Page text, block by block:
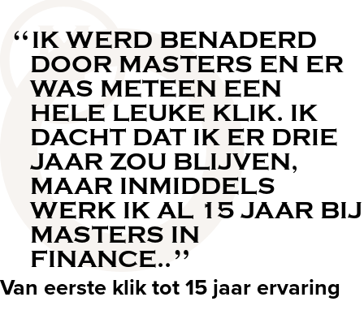
IK WERD BENADERD
DOOR MASTERS EN ER
WAS METEEN EEN
HELE LEUKE KLIK. IK
DACHT DAT IK ER DRIE
JAAR ZOU BLIJVEN,
MAAR INMIDDELS
WERK IK AL 15 JAAR BIJ
MASTERS IN
FINANCE..
Van eerste klik tot 15 jaar ervaring